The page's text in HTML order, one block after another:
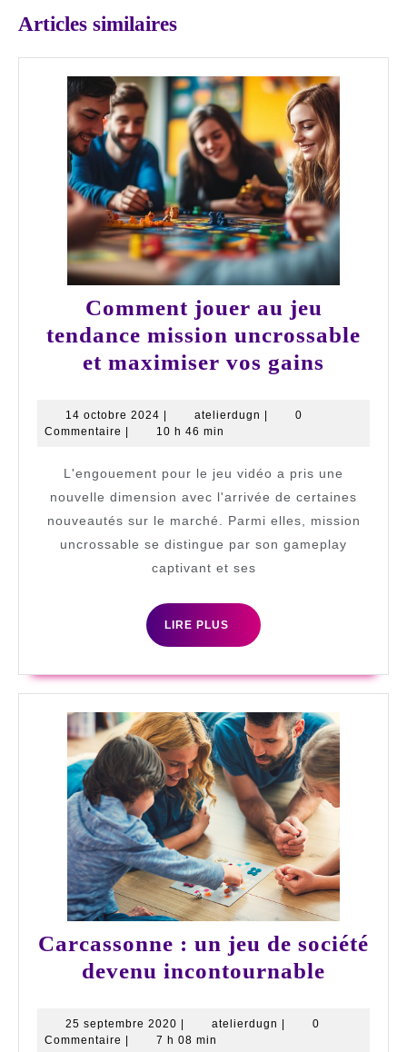
Articles similaires
Comment jouer au jeu
tendance mission uncrossable
et maximiser vos gains
mission
et
14 octobre 2024 14
octobre
atelierdugn atelierdugn
0
Commentaire
10 h 46 min
L'engouement pour le jeu vidéo a pris une
nouvelle dimension avec l'arrivée de certaines
nouveautés sur le marché. Parmi elles, mission
uncrossable se distingue par son gameplay
captivant et ses
LIRE PLUS
LIRE
PLUS
Carcassonne : un jeu de société
devenu incontournable
25 septembre 2020 25
septembre
atelierdugn atelierdugn
0
Commentaire
7 h 08 min